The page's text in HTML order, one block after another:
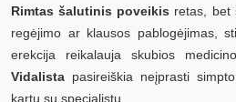
Rimtas šalutinis poveikis retas, bet
regėjimo ar klausos pablogėjimas,
erekcija reikalauja skubios
Vidalista pasireiškia neįprasti
kartu su specialistu.